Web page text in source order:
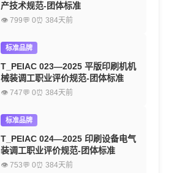
产技术规范-团体标准
👁 799💬 0⏰ 384天前
标准品牌
T_PEIAC 023—2025 平版印刷机机
械装调工职业评价规范-团体标准
👁 747💬 0⏰ 384天前
标准品牌
T_PEIAC 024—2025 印刷设备电气
装调工职业评价规范-团体标准
👁 753💬 0⏰ 384天前